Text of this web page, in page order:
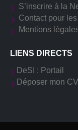
S’inscrire à la
Contact pour
Mentions
LIENS DIRECTS
DeSI : Portail
Déposer mon CV